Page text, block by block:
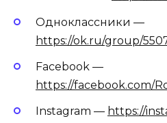
Одноклассники —
https://ok.ru/group/
Facebook —
https://facebook.com/
Instagram — https://